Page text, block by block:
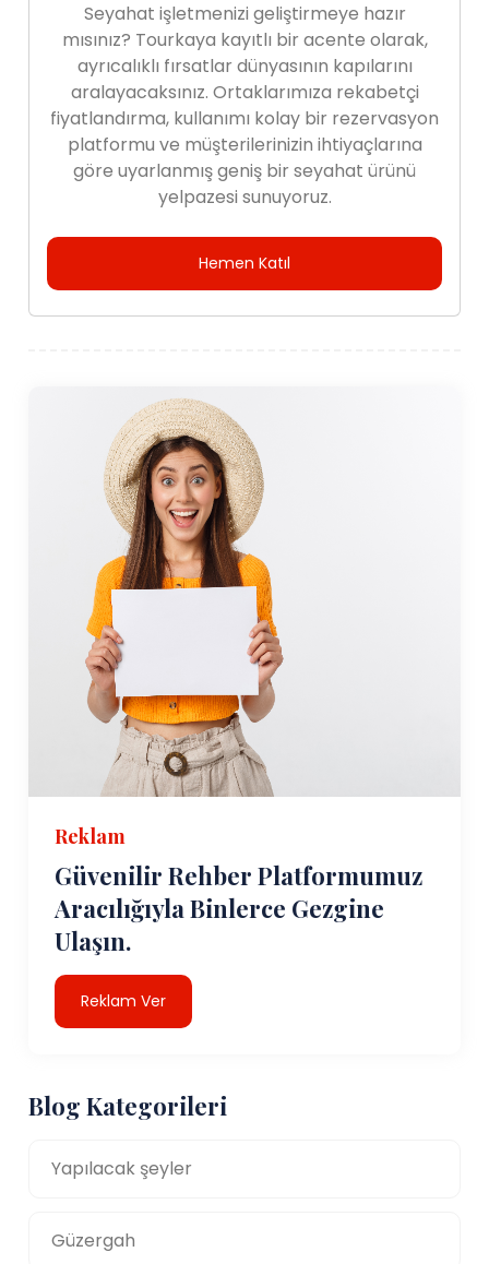
Seyahat işletmenizi geliştirmeye hazır
mısınız? Tourkaya kayıtlı bir acente olarak,
ayrıcalıklı fırsatlar dünyasının kapılarını
aralayacaksınız. Ortaklarımıza rekabetçi
fiyatlandırma, kullanımı kolay bir rezervasyon
platformu ve müşterilerinizin ihtiyaçlarına
göre uyarlanmış geniş bir seyahat ürünü
yelpazesi sunuyoruz.
Hemen Katıl
Reklam
Güvenilir Rehber Platformumuz
Aracılığıyla Binlerce Gezgine
Ulaşın.
Reklam Ver
Blog Kategorileri
Yapılacak şeyler
Güzergah